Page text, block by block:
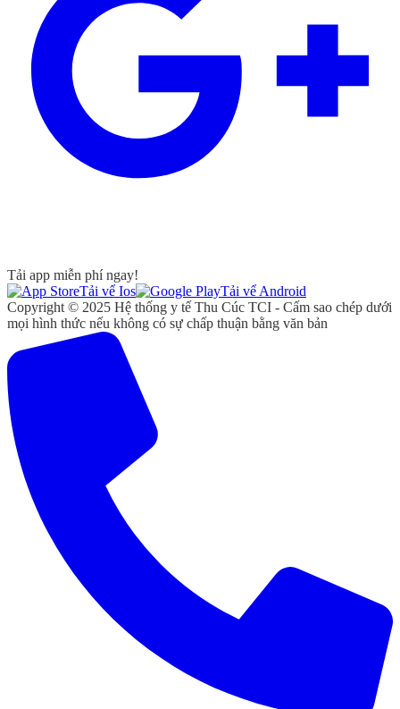
Tải app miễn phí ngay!
Tải vể Ios
Tải vể Android
Copyright © 2025 Hệ thống y tế Thu Cúc TCI - Cấm sao chép dưới
mọi hình thức nếu không có sự chấp thuận bằng văn bản